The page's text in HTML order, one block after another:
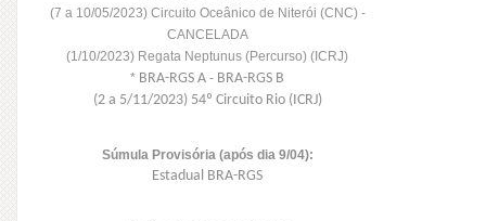
(7 a 10/05/2023) Circuito Oceânico de Niterói (CNC) -
CANCELADA
(1/10/2023) Regata Neptunus (Percurso) (ICRJ)
* BRA-RGS A - BRA-RGS B
(2 a 5/11/2023) 54º Circuito Rio (ICRJ)
Súmula Provisória (após dia 9/04):
Estadual BRA-RGS